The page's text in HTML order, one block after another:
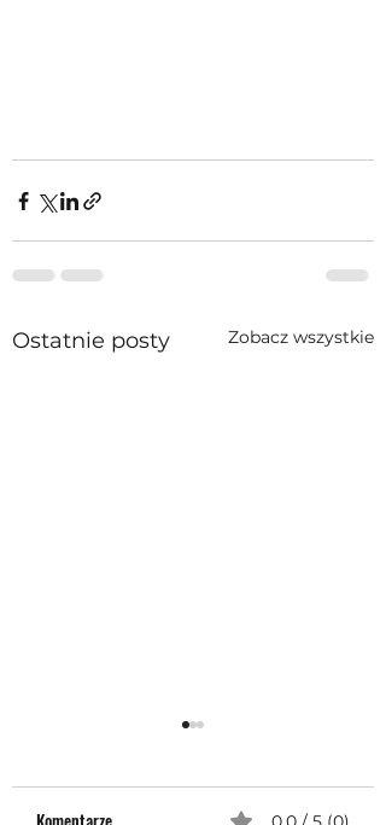
Ostatnie posty Zobacz wszystkie